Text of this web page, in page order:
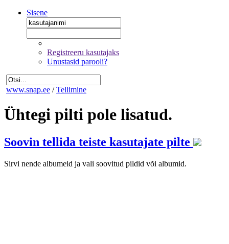
Sisene
Registreeru kasutajaks
Unustasid parooli?
www.snap.ee / Tellimine
Ühtegi pilti pole lisatud.
Soovin tellida teiste kasutajate pilte
Sirvi nende albumeid ja vali soovitud pildid või albumid.